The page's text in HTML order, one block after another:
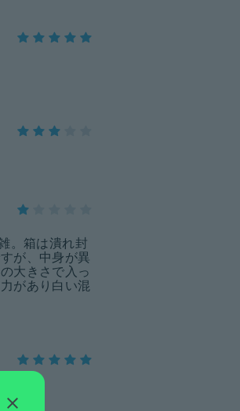
。箱は潰れ封
が、中身が異
大きさで入っ
があり白い混